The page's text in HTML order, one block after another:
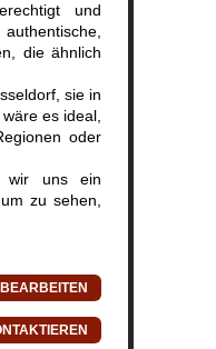
und
die ähnlich
sie in
es ideal,
oder
wir uns ein
zu sehen,